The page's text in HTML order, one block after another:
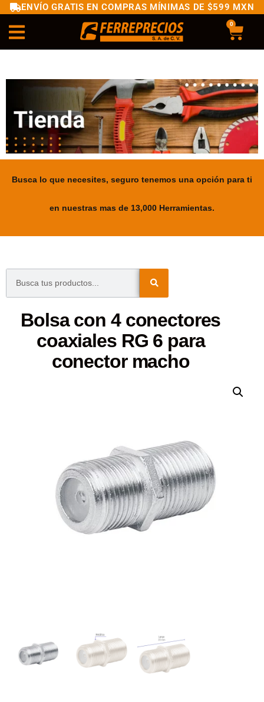
ENVÍO GRATIS EN COMPRAS MÍNIMAS DE $599 MXN
0
Busca lo que necesites, seguro tenemos una opción para ti
en nuestras mas de 13,000 Herramientas.
Bolsa con 4 conectores
coaxiales RG 6 para
conector macho